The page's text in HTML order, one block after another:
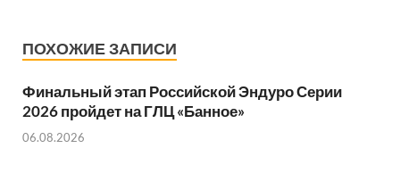
ПОХОЖИЕ ЗАПИСИ
Финальный этап Российской Эндуро Серии
2026 пройдет на ГЛЦ «Банное»
06.08.2026